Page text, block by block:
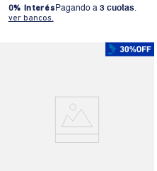
0% Interés Pagando a 3 cuotas.
ver bancos.